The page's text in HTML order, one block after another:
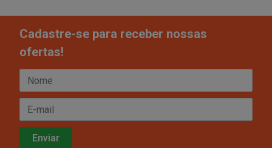
Cadastre-se para receber nossas
ofertas!